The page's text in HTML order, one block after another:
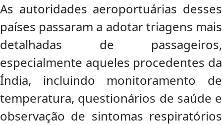
As autoridades aeroportuárias desses
países passaram a adotar triagens mais
detalhadas de passageiros,
especialmente aqueles procedentes da
Índia, incluindo monitoramento de
temperatura, questionários de saúde e
observação de sintomas respiratórios